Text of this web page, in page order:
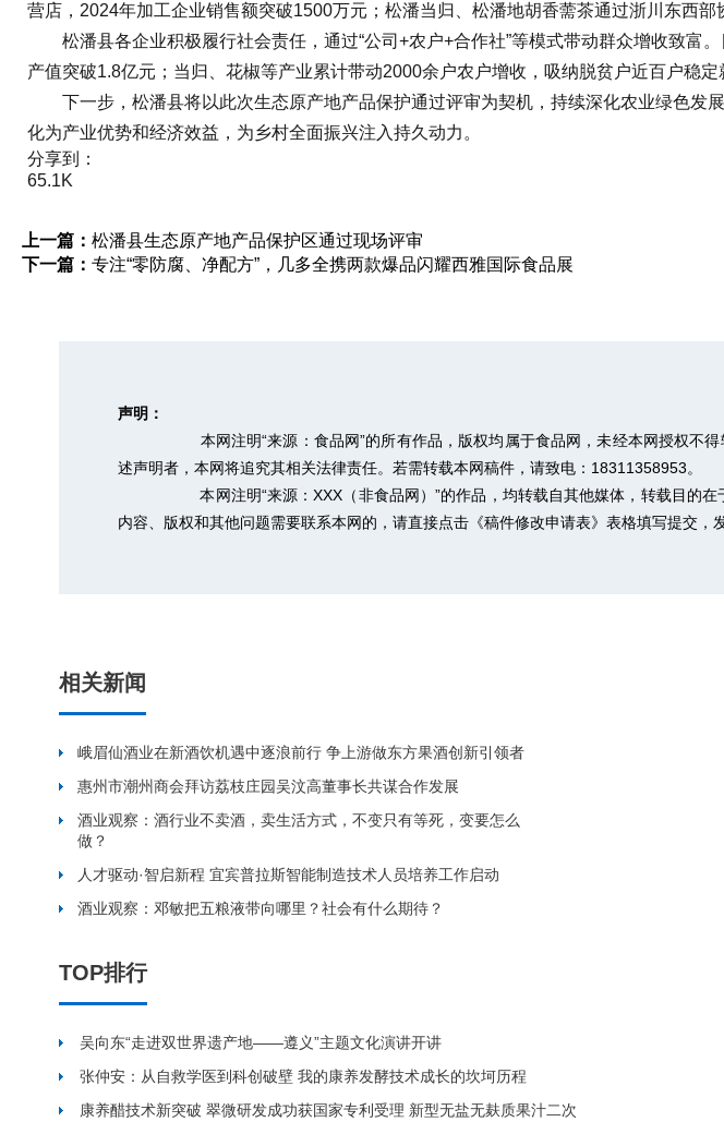
营店，2024年加工企业销售额突破1500万元；松潘当归、松潘地胡香薷茶通过浙川东西部
松潘县各企业积极履行社会责任，通过“公司+农户+合作社”等模式带动群众增收致富
产值突破1.8亿元；当归、花椒等产业累计带动2000余户农户增收，吸纳脱贫户近百户稳
下一步，松潘县将以此次生态原产地产品保护通过评审为契机，持续深化农业绿色发
化为产业优势和经济效益，为乡村全面振兴注入持久动力。
分享到：
65.1K
上一篇： 松潘县生态原产地产品保护区通过现场评审
下一篇： 专注“零防腐、净配方”，几多全携两款爆品闪耀西雅国际食品展
声明：
本网注明“来源：食品网”的所有作品，版权均属于食品网，未经本网授权不
述声明者，本网将追究其相关法律责任。若需转载本网稿件，请致电：18311358953。
本网注明“来源：XXX（非食品网）”的作品，均转载自其他媒体，转载目的
内容、版权和其他问题需要联系本网的，请直接点击《稿件修改申请表》 表格填写提交，
相关新闻
峨眉仙酒业在新酒饮机遇中逐浪前行 争上游做东方果酒创新引领者
惠州市潮州商会拜访荔枝庄园吴汶高董事长共谋合作发展
酒业观察：酒行业不卖酒，卖生活方式，不变只有等死，变要怎么
做？
人才驱动·智启新程 宜宾普拉斯智能制造技术人员培养工作启动
酒业观察：邓敏把五粮液带向哪里？社会有什么期待？
TOP排行
吴向东“走进双世界遗产地——遵义”主题文化演讲开讲
张仲安：从自救学医到科创破壁 我的康养发酵技术成长的坎坷历程
康养醋技术新突破 翠微研发成功获国家专利受理 新型无盐无麸质果汁二次